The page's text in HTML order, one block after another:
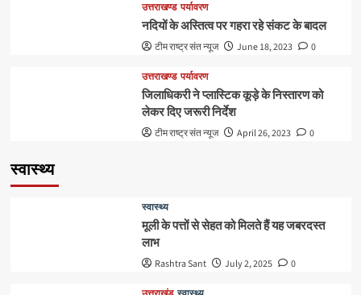
उत्तराखण्ड पर्यावरण
नदियों के अस्तित्व पर गहरा रहे संकट के बादल
टीम राष्ट्र संत न्यूज June 18, 2023 0
उत्तराखण्ड पर्यावरण
जिलाधिकरी ने प्लास्टिक कूड़े के निस्तारण को
लेकर दिए जरूरी निर्देश
टीम राष्ट्र संत न्यूज April 26, 2023 0
स्वास्थ्य
स्वास्थ्य
मूली के पत्तों से सेहत को मिलते हैं यह जबरदस्त
लाभ
Rashtra Sant July 2, 2025 0